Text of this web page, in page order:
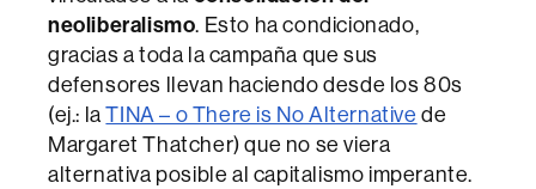
neoliberalismo. Esto ha condicionado,
gracias a toda la campaña que sus
defensores llevan haciendo desde los 80s
(ej.: laTINA – o There is No Alternative de
Margaret Thatcher) que no se viera
alternativa posible al capitalismo imperante.